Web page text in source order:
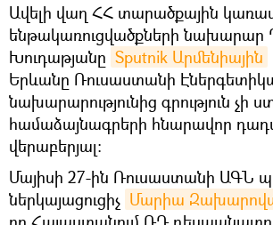
Ավելի վաղ ՀՀ տարածքային
ենթակառուցվածքների նախարար
Խուդաթյանը Sputnik Արմենիային
Երևանը Ռուսաստանի
նախարարությունից գրություն չի
համաձայնագրերի հնարավոր
վերաբերյալ։
Մայիսի 27-ին Ռուսաստանի ԱԳՆ
ներկայացուցիչ Մարիա